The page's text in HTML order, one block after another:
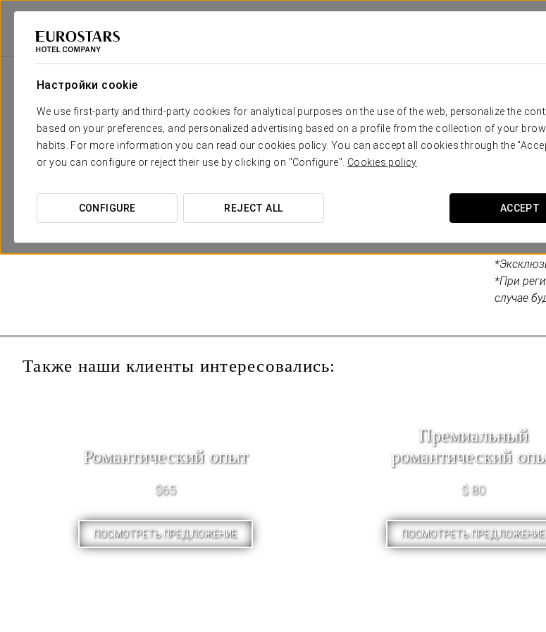
Настройки cookie
We use first-party and third-party cookies for analytical purposes on the use of the web, personalize the
based on your preferences, and personalized advertising based on a profile from the collection of your
habits. For more information you can read our cookies policy. You can accept all cookies through the
or you can configure or reject their use by clicking on "Configure". Cookies policy
CONFIGURE REJECT ALL ACCEPT
Eurostars Hotel Company
В отеле
чтобы вы
*При
случае
Также наши клиенты интересовались:
Романтический опыт
$65
ПОСМОТРЕТЬ ПРЕДЛОЖЕНИЕ
Премиальный
романтический
$ 80
ПОСМОТРЕТЬ ПРЕДЛОЖЕНИЕ